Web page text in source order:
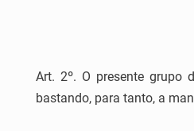
Art. 2º. O presente grupo
bastando, para tanto, a